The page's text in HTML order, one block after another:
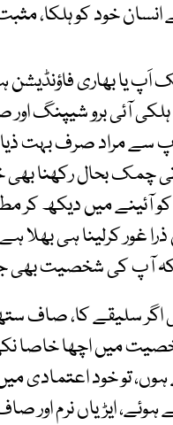
خود کو ہلکا،
یا بھاری فاؤنڈیشن
ہلکی آئی برو شیپنگ
مراد صرف بہت ذیادہ
چمک بحال رکھنا
آئینے میں دیکھ کر
غور کرلینا ہی بھلا
تاکہ آپ کی شخصیت
اگر سلیقے کا، صاف
میں اچھا خاصا
تو خود اعتمادی
ہوئے، ایڑیاں نرم